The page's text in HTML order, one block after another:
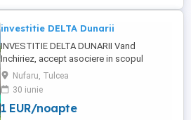
investitie DELTA Dunarii
INVESTITIE DELTA DUNARII Vand
Inchiriez, accept asociere in scopul
desfasurarii de activitati in turism (cazare
alimentatie publica agrement nautic),
HOTEL RESTAURANT PLUTITOR -
capacitate 18 locuri. Nava este complet
Nufaru, Tulcea
30 iunie
1 EUR/noapte